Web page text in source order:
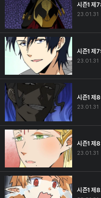
시즌1 제
23.01.31
시즌1 제
23.01.31
시즌1 제
23.01.31
시즌1 제
23.01.31
시즌1 제